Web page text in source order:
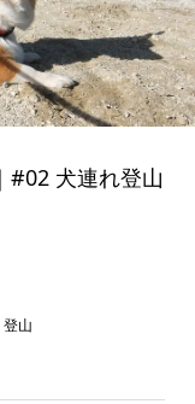
#02 犬連れ登山
登山